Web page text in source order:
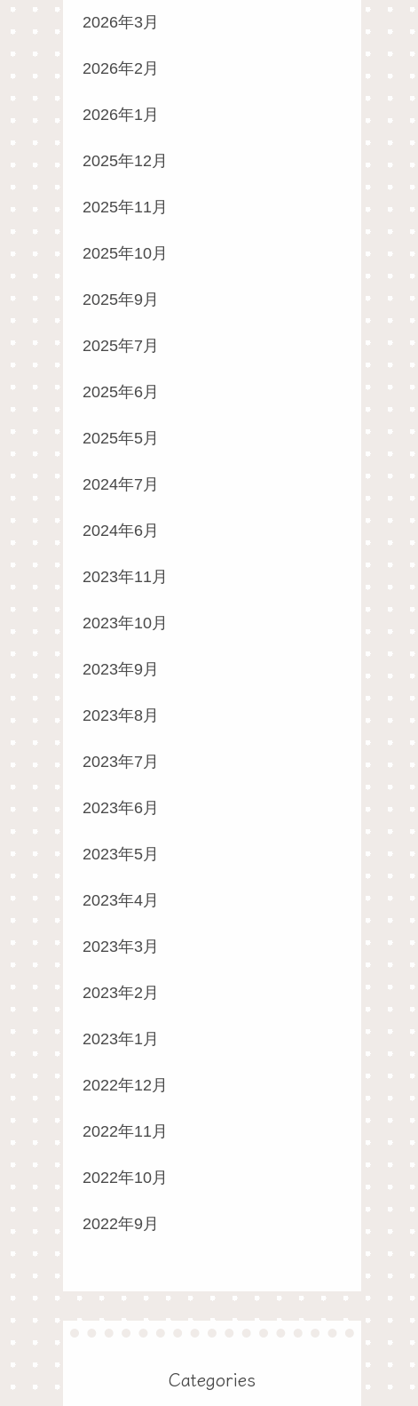
2026年3月
2026年2月
2026年1月
2025年12月
2025年11月
2025年10月
2025年9月
2025年7月
2025年6月
2025年5月
2024年7月
2024年6月
2023年11月
2023年10月
2023年9月
2023年8月
2023年7月
2023年6月
2023年5月
2023年4月
2023年3月
2023年2月
2023年1月
2022年12月
2022年11月
2022年10月
2022年9月
Categories